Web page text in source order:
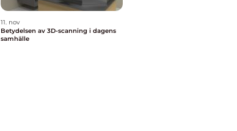
11. nov
Betydelsen av 3D-scanning i dagens
samhälle